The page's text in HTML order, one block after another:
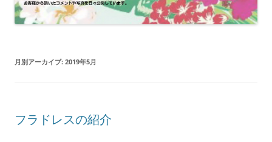
月別アーカイブ: 2019年5月
フラドレスの紹介